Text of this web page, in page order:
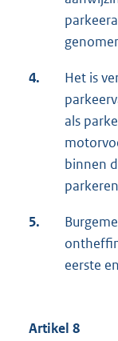
4.
Het is
als
binnen
5.
eerste
Artikel 8